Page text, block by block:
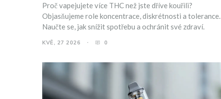
Proč vapejujete více THC než jste dříve kouřili?
Objasňujeme role koncentrace, diskrétnosti a tolerance.
Naučte se, jak snížit spotřebu a ochránit své zdraví.
KVĚ, 27 2026 0